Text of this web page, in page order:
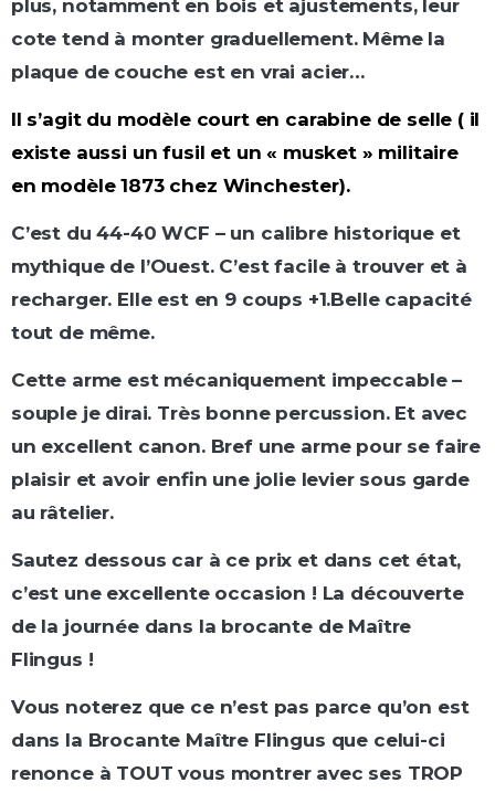
plus, notamment en bois et ajustements, leur
cote tend à monter graduellement. Même la
plaque de couche est en vrai acier…
Il s’agit du modèle court en carabine de selle ( il
existe aussi un fusil et un « musket » militaire
en modèle 1873 chez Winchester).
C’est du 44-40 WCF – un calibre historique et
mythique de l’Ouest. C’est facile à trouver et à
recharger. Elle est en 9 coups +1.Belle capacité
tout de même.
Cette arme est mécaniquement impeccable –
souple je dirai. Très bonne percussion. Et avec
un excellent canon. Bref une arme pour se faire
plaisir et avoir enfin une jolie levier sous garde
au râtelier.
Sautez dessous car à ce prix et dans cet état,
c’est une excellente occasion ! La découverte
de la journée dans la brocante de Maître
Flingus !
Vous noterez que ce n’est pas parce qu’on est
dans la Brocante Maître Flingus que celui-ci
renonce à TOUT vous montrer avec ses TROP